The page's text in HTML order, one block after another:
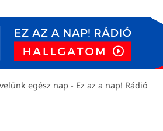
egész nap - Ez az a nap! Rádió